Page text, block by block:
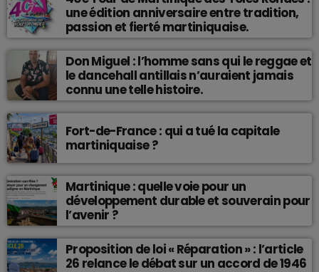
une édition anniversaire entre tradition,
passion et fierté martiniquaise.
Don Miguel : l’homme sans qui le reggae et
le dancehall antillais n’auraient jamais
connu une telle histoire.
Fort-de-France : qui a tué la capitale
martiniquaise ?
Martinique : quelle voie pour un
développement durable et souverain pour
l’avenir ?
Proposition de loi « Réparation » : l’article
26 relance le débat sur un accord de 1946